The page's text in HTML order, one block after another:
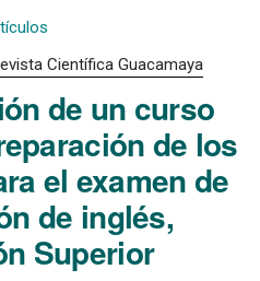
Científica Guacamaya
de un curso
de los
el examen de
de inglés,
Superior